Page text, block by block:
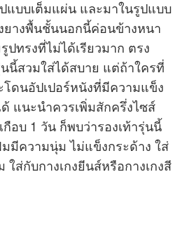
แบบเต็มแผ่น และมาในรูปแบบ
างพื้นชั้นนอกนี้ค่อนข้างหนา
ทรงที่ไม่ได้เรียวมาก ตรง
นี้สวมใส่ได้สบาย แต่ถ้าใครที่
โดนอัปเปอร์หนังที่มีความแข็ง
แนะนำควรเพิ่มสักครึ่งไซส์
กือบ 1 วัน ก็พบว่ารองเท้ารุ่นนี้
มีความนุ่ม ไม่แข็งกระด้าง ใส่
ใส่กับกางเกงยีนส์หรือกางเกงสี